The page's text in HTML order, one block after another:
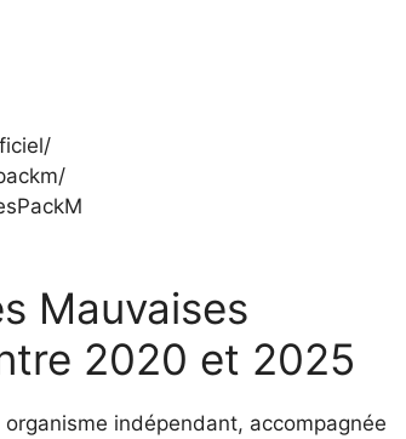
Mauvaises
2020 et 2025
indépendant, accompagnée